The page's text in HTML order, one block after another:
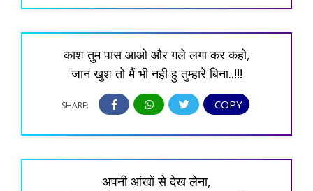
काश तुम पास आओ और गले लगा कर कहो,
जान खुश तो मैं भी नही हु तुम्हारे बिना..!!!
SHARE: COPY
अपनी आंखों से देख लेना,